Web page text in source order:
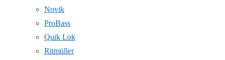
Novik
ProBass
Quik Lok
Ritmüller